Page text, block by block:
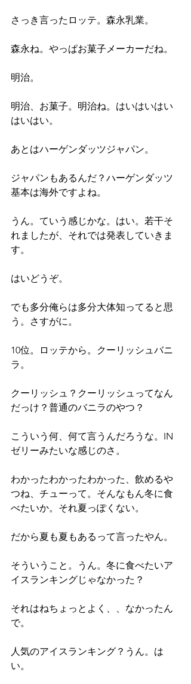
さっき言ったロッテ。森永乳業。
森永ね。やっぱお菓子メーカーだね。
明治。
明治、お菓子。明治ね。はいはいはい
はいはい。
あとはハーゲンダッツジャパン。
ジャパンもあるんだ？ハーゲンダッツ
基本は海外ですよね。
うん。ていう感じかな。はい。若干そ
れましたが、それでは発表していきま
す。
はいどうぞ。
でも多分俺らは多分大体知ってると思
う。さすがに。
10位。ロッテから。クーリッシュバニ
ラ。
クーリッシュ？クーリッシュってなん
だっけ？普通のバニラのやつ？
こういう何、何て言うんだろうな。IN
ゼリーみたいな感じのさ。
わかったわかったわかった、飲めるや
つね、チューって。そんなもん冬に食
べたいか。それ夏っぽくない。
だから夏も夏もあるって言ったやん。
そういうこと。うん。冬に食べたいア
イスランキングじゃなかった？
それはねちょっとよく、、なかったん
で。
人気のアイスランキング？うん。は
い。